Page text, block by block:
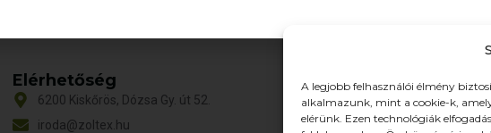
A legjobb felhasználói élmény
alkalmazunk, mint a cookie-k,
elérünk. Ezen technológiák
Elérhetőség
6200 Kiskőrös, Dózsa Gy. út 52.
iroda@zoltex.hu
Oldalak
Termékek
Rólunk